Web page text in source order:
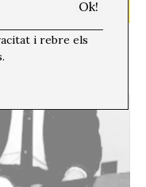
en el treball
i rebre els